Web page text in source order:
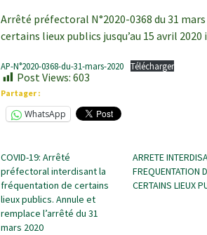
Arrêté préfectoral N°2020-0368 du 31
certains lieux publics jusqu’au 15 avril 2020
AP-N°2020-0368-du-31-mars-2020 Télécharger
Post Views: 603
Partager :
WhatsApp
COVID-19: Arrêté
préfectoral interdisant la
fréquentation de certains
lieux publics. Annule et
remplace l’arrêté du 31
mars 2020
ARRETE
FREQUENTATION
CERTAINS LIEUX